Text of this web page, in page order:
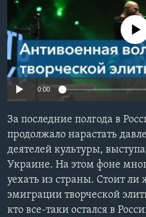
Learning English
СОЦИАЛЬНЫЕ СЕТИ
No media source
0:00
За последние полгода в
продолжало нарастать
деятелей культуры,
Украине. На этом фоне
уехать из страны. Стоит ли
эмиграции творческой
кто все-таки остался в